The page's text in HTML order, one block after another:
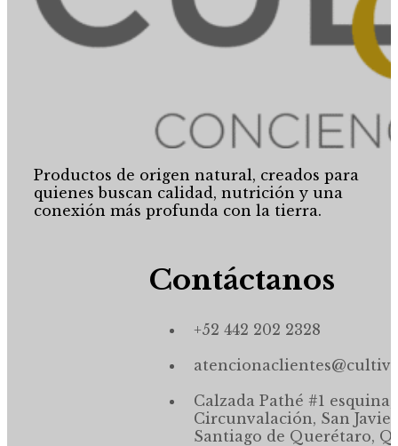
Productos de origen natural, creados para
quienes buscan calidad, nutrición y una
conexión más profunda con la tierra.
Contáctanos
+52 442 202 2328
Calzada Pathé #1 esquina,
Circunvalación, San
Santiago de Querétaro,